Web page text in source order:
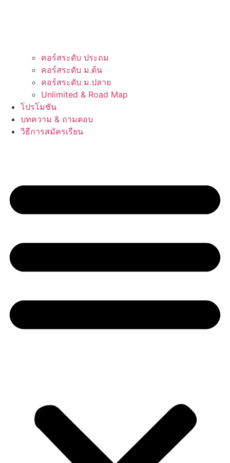
คอร์สระดับ ประถม
คอร์สระดับ ม.ต้น
คอร์สระดับ ม.ปลาย
Unlimited & Road Map
โปรโมชัน
บทความ & ถามตอบ
วิธีการสมัครเรียน